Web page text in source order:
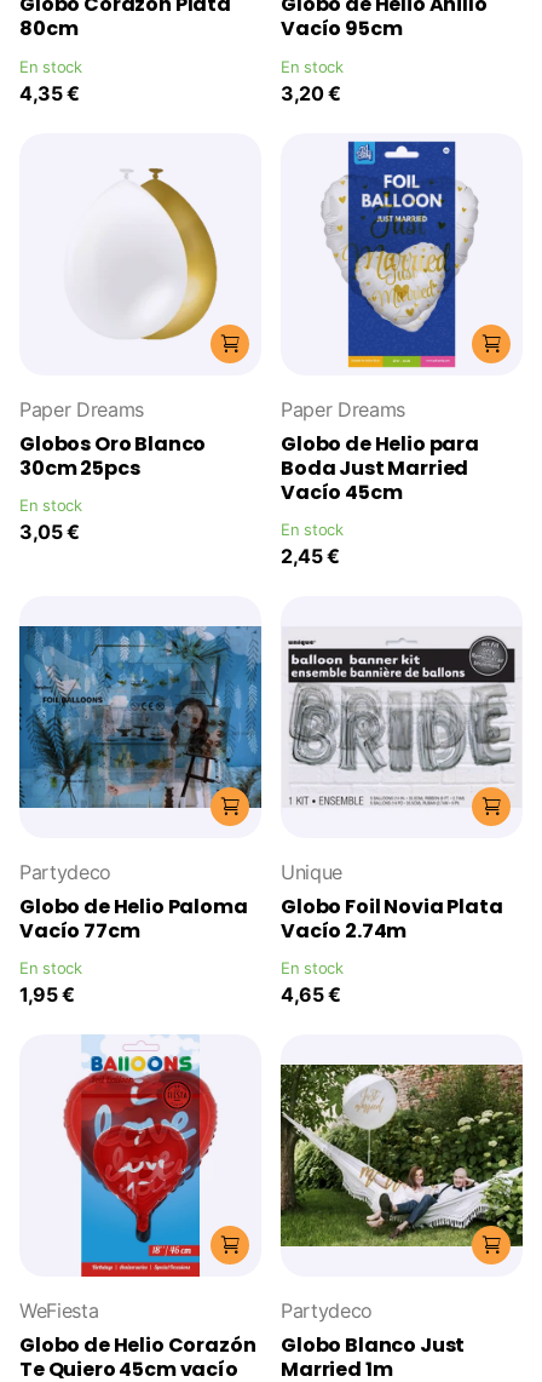
80cm
En stock
4,35 €
Vacío 95cm
En stock
3,20 €
Paper Dreams
Globos Oro Blanco
30cm 25pcs
En stock
3,05 €
Paper Dreams
Globo de Helio para
Boda Just Married
Vacío 45cm
En stock
2,45 €
Partydeco
Globo de Helio Paloma
Vacío 77cm
En stock
1,95 €
Unique
Globo Foil Novia Plata
Vacío 2.74m
En stock
4,65 €
WeFiesta
Globo de Helio Corazón
Te Quiero 45cm vacío
Partydeco
Globo Blanco Just
Married 1m